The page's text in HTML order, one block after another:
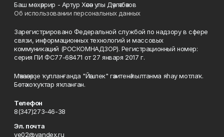
Баш мөхәррир - Артур Хәсән улы Дәүләтбәков
Об использовании персональных данных
Зарегистрировано Федеральной службой по надзору в сфере
связи, информационных технологий и массовых
коммуникаций (РОСКОМНАДЗОР). Регистрационный номер:
серия ПИ ФС77-68471 от 27 января 2017 г.
Мәҡәләләрҙе ҡулланғанда "Йәшлек" гәзитенә һылтанма яһау мотлаҡ.
Бөтә хоҡуҡтар яҡланған.
Телефон
8(347)273-46-38
Эл. почта
ye02@yandex.ru